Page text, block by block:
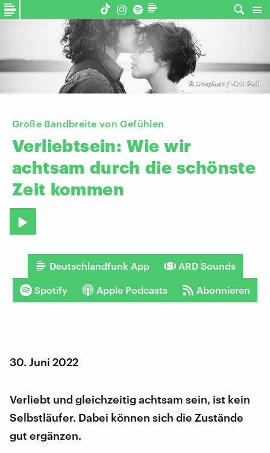
© Unsplash / Kirill Palii
Große Bandbreite von Gefühlen
Verliebtsein: Wie wir
achtsam durch die schönste
Zeit kommen
Deutschlandfunk App ARD Sounds
Spotify Apple Podcasts Abonnieren
30. Juni 2022
Verliebt und gleichzeitig achtsam sein, ist kein
Selbstläufer. Dabei können sich die Zustände
gut ergänzen.